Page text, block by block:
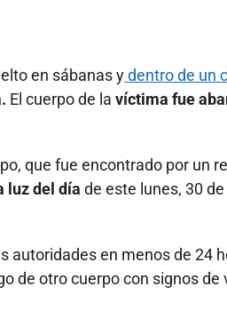
en sábanas ydentro de un
El cuerpo de la víctima fue
que fue encontrado por un
luz del día de este lunes, 30
autoridades en menos de 24
de otro cuerpo con signos de